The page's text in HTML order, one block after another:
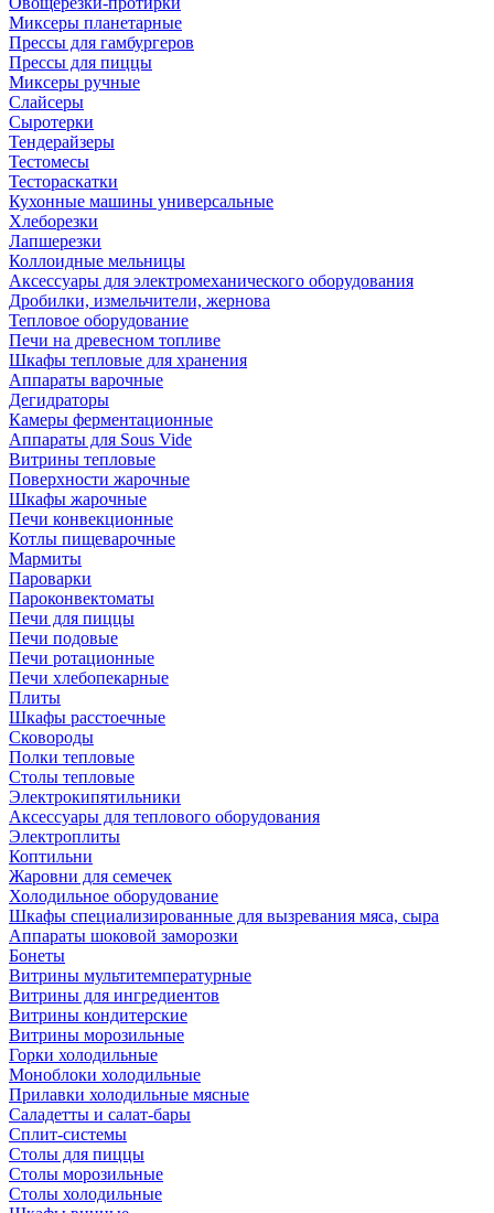
Миксеры планетарные
Прессы для гамбургеров
Прессы для пиццы
Миксеры ручные
Слайсеры
Сыротерки
Тендерайзеры
Тестомесы
Тестораскатки
Кухонные машины универсальные
Хлеборезки
Лапшерезки
Коллоидные мельницы
Аксессуары для электромеханического оборудования
Дробилки, измельчители, жернова
Тепловое оборудование
Печи на древесном топливе
Шкафы тепловые для хранения
Аппараты варочные
Дегидраторы
Камеры ферментационные
Аппараты для Sous Vide
Витрины тепловые
Поверхности жарочные
Шкафы жарочные
Печи конвекционные
Котлы пищеварочные
Мармиты
Пароварки
Пароконвектоматы
Печи для пиццы
Печи подовые
Печи ротационные
Печи хлебопекарные
Плиты
Шкафы расстоечные
Сковороды
Полки тепловые
Столы тепловые
Электрокипятильники
Аксессуары для теплового оборудования
Электроплиты
Коптильни
Жаровни для семечек
Холодильное оборудование
Шкафы специализированные для вызревания мяса, сыра
Аппараты шоковой заморозки
Бонеты
Витрины мультитемпературные
Витрины для ингредиентов
Витрины кондитерские
Витрины морозильные
Горки холодильные
Моноблоки холодильные
Прилавки холодильные мясные
Саладетты и салат-бары
Сплит-системы
Столы для пиццы
Столы морозильные
Столы холодильные